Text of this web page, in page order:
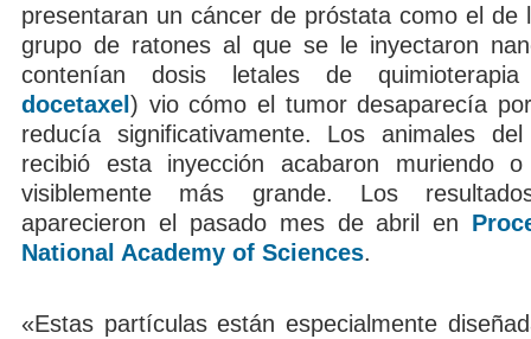
presentaran un cáncer de próstata como el de
grupo de ratones al que se le inyectaron
contenían dosis letales de
docetaxel ) vio cómo el tumor desaparecía
reducía significativamente. Los animales
recibió esta inyección acabaron muriendo
visiblemente más grande. Los
aparecieron el pasado mes de abril en
National Academy of Sciences.
«Estas partículas están especialmente